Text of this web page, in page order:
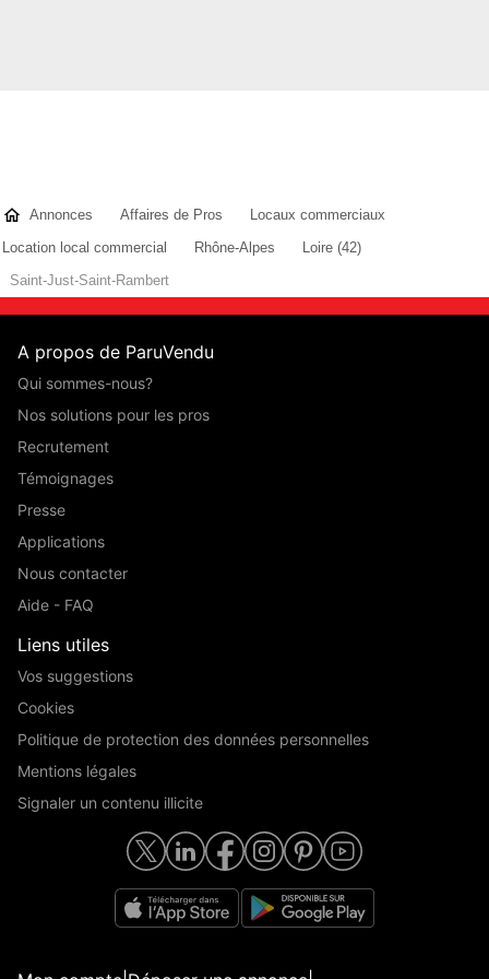
Annonces Affaires de Pros
Locaux commerciaux
Location local commercial
Rhône-Alpes
Loire (42)
Saint-Just-Saint-Rambert
A propos de ParuVendu
Qui sommes-nous?
Nos solutions pour les pros
Recrutement
Témoignages
Presse
Applications
Nous contacter
Aide - FAQ
Liens utiles
Vos suggestions
Cookies
Politique de protection des données personnelles
Mentions légales
Signaler un contenu illicite